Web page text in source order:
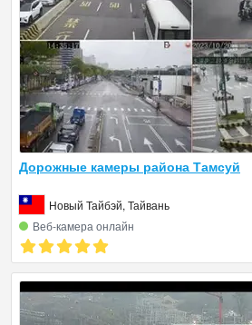
Дорожные камеры района Тамсуй
Новый Тайбэй, Тайвань
Веб‑камера онлайн